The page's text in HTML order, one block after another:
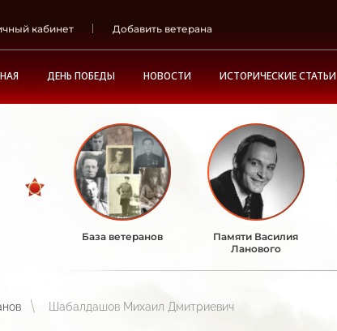
кабинет Добавить ветерана
ДЕНЬ ПОБЕДЫ НОВОСТИ ИСТОРИЧЕСКИЕ СТАТЬИ
База ветеранов
Памяти Василия
Ланового
Шабалдашов Михаил Дмитриевич